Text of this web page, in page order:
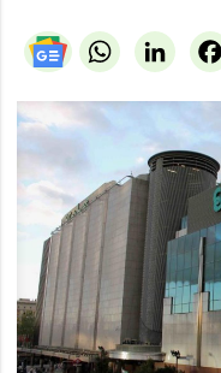
WhatsApp